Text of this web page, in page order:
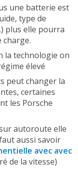
une batterie est
type de
plus elle pourra
charge.
la technologie on
élevé
peut changer la
certaines
les Porsche
autoroute elle
aussi savoir
avec avec
de la vitesse)